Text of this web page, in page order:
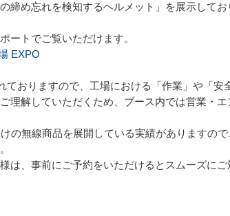
締め忘れを検知するヘルメット」を展示してお
ートでご覧いただけます。
EXPO
おりますので、工場における「作業」や「安
理解していただくため、ブース内では営業・
の無線商品を展開している実績がありますの
は、事前にご予約をいただけるとスムーズに